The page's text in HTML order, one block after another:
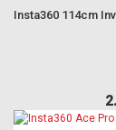
Insta360 114cm